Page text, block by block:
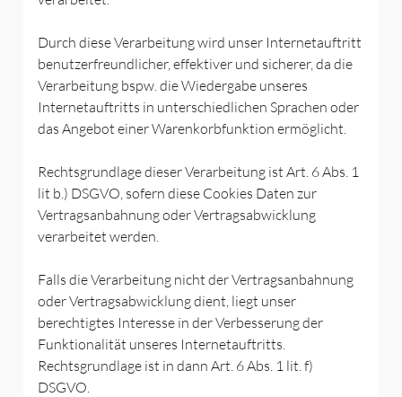
Durch diese Verarbeitung wird unser Internetauftritt
benutzerfreundlicher, effektiver und sicherer, da die
Verarbeitung bspw. die Wiedergabe unseres
Internetauftritts in unterschiedlichen Sprachen oder
das Angebot einer Warenkorbfunktion ermöglicht.
Rechtsgrundlage dieser Verarbeitung ist Art. 6 Abs. 1
lit b.) DSGVO, sofern diese Cookies Daten zur
Vertragsanbahnung oder Vertragsabwicklung
verarbeitet werden.
Falls die Verarbeitung nicht der Vertragsanbahnung
oder Vertragsabwicklung dient, liegt unser
berechtigtes Interesse in der Verbesserung der
Funktionalität unseres Internetauftritts.
Rechtsgrundlage ist in dann Art. 6 Abs. 1 lit. f)
DSGVO.